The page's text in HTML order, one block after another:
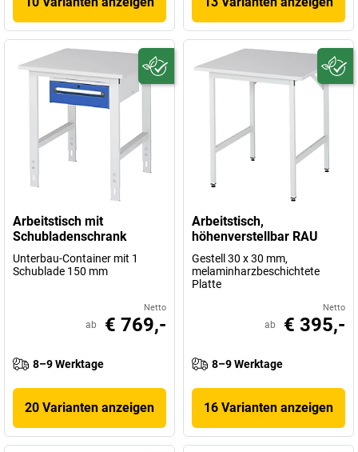
Arbeitstisch mit
Schubladenschrank
Unterbau-Container mit 1
Schublade 150 mm
Netto
ab € 769,-
8–9 Werktage
20 Varianten anzeigen
Arbeitstisch,
höhenverstellbar RAU
Gestell 30 x 30 mm,
melaminharzbeschichtete
Platte
Netto
ab € 395,-
8–9 Werktage
16 Varianten anzeigen